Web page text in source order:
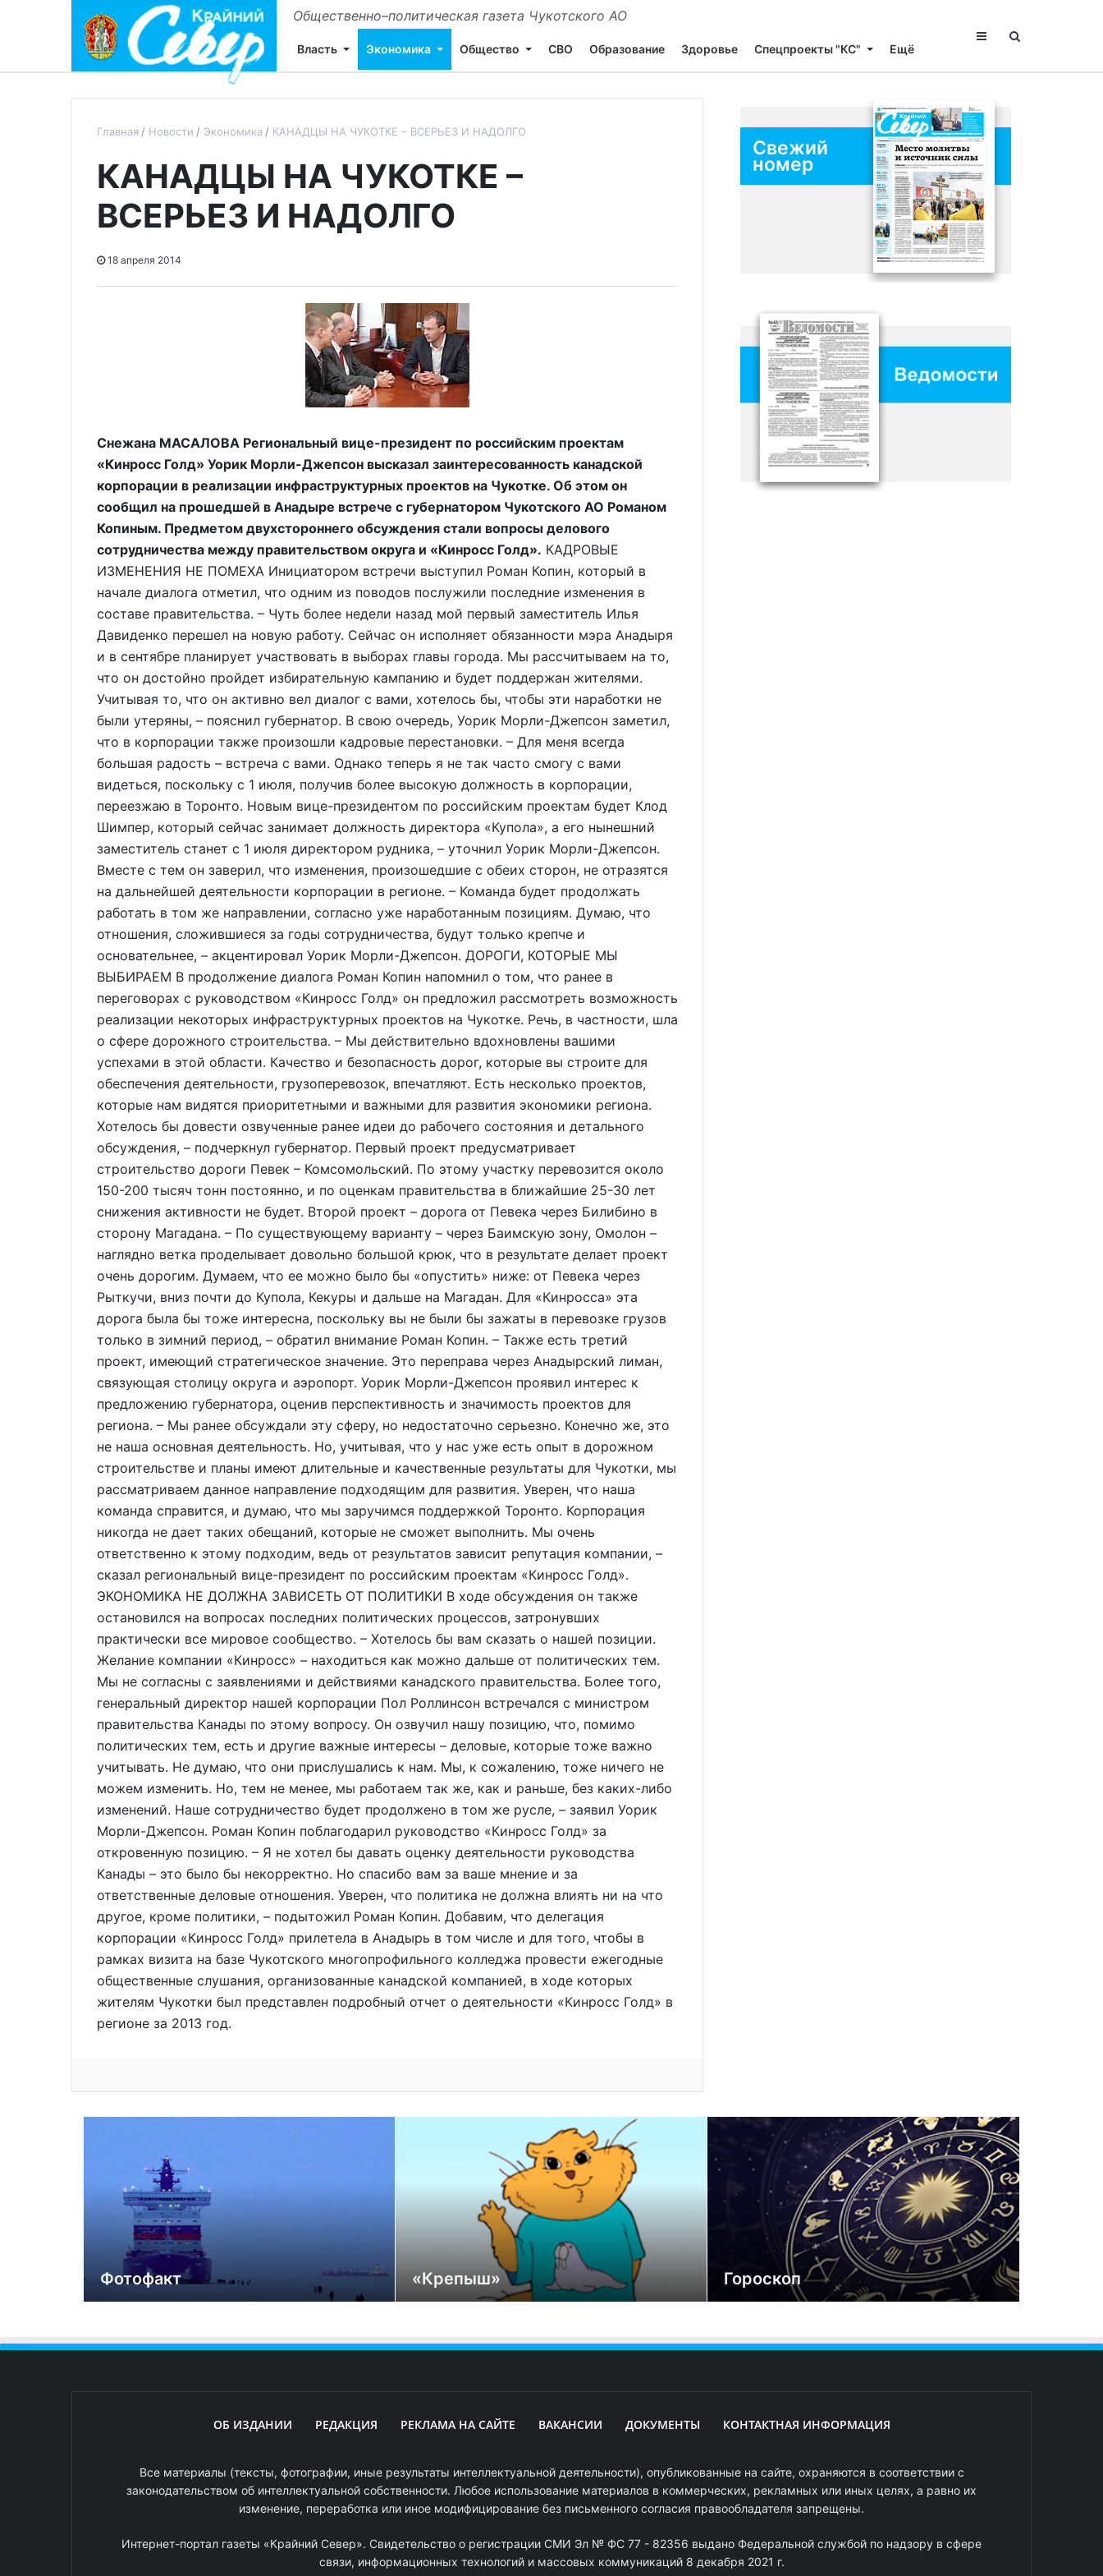
Общественно–политическая газета Чукотского АО
Власть Экономика Общество СВО Образование Здоровье Спецпроекты "КС" Ещё
Главная Новости Экономика КАНАДЦЫ НА ЧУКОТКЕ – ВСЕРЬЕЗ И НАДОЛГО
КАНАДЦЫ НА ЧУКОТКЕ –
ВСЕРЬЕЗ И НАДОЛГО
18 апреля 2014
Снежана МАСАЛОВА Региональный вице-президент по российским проектам
«Кинросс Голд» Уорик Морли-Джепсон высказал заинтересованность канадской
корпорации в реализации инфраструктурных проектов на Чукотке. Об этом он
сообщил на прошедшей в Анадыре встрече с губернатором Чукотского АО Романом
Копиным. Предметом двухстороннего обсуждения стали вопросы делового
сотрудничества между правительством округа и «Кинросс Голд». КАДРОВЫЕ
ИЗМЕНЕНИЯ НЕ ПОМЕХА Инициатором встречи выступил Роман Копин, который в
начале диалога отметил, что одним из поводов послужили последние изменения в
составе правительства. – Чуть более недели назад мой первый заместитель Илья
Давиденко перешел на новую работу. Сейчас он исполняет обязанности мэра Анадыря
и в сентябре планирует участвовать в выборах главы города. Мы рассчитываем на то,
что он достойно пройдет избирательную кампанию и будет поддержан жителями.
Учитывая то, что он активно вел диалог с вами, хотелось бы, чтобы эти наработки не
были утеряны, – пояснил губернатор. В свою очередь, Уорик Морли-Джепсон заметил,
что в корпорации также произошли кадровые перестановки. – Для меня всегда
большая радость – встреча с вами. Однако теперь я не так часто смогу с вами
видеться, поскольку с 1 июля, получив более высокую должность в корпорации,
переезжаю в Торонто. Новым вице-президентом по российским проектам будет Клод
Шимпер, который сейчас занимает должность директора «Купола», а его нынешний
заместитель станет с 1 июля директором рудника, – уточнил Уорик Морли-Джепсон.
Вместе с тем он заверил, что изменения, произошедшие с обеих сторон, не отразятся
на дальнейшей деятельности корпорации в регионе. – Команда будет продолжать
работать в том же направлении, согласно уже наработанным позициям. Думаю, что
отношения, сложившиеся за годы сотрудничества, будут только крепче и
основательнее, – акцентировал Уорик Морли-Джепсон. ДОРОГИ, КОТОРЫЕ МЫ
ВЫБИРАЕМ В продолжение диалога Роман Копин напомнил о том, что ранее в
переговорах с руководством «Кинросс Голд» он предложил рассмотреть возможность
реализации некоторых инфраструктурных проектов на Чукотке. Речь, в частности, шла
о сфере дорожного строительства. – Мы действительно вдохновлены вашими
успехами в этой области. Качество и безопасность дорог, которые вы строите для
обеспечения деятельности, грузоперевозок, впечатляют. Есть несколько проектов,
которые нам видятся приоритетными и важными для развития экономики региона.
Хотелось бы довести озвученные ранее идеи до рабочего состояния и детального
обсуждения, – подчеркнул губернатор. Первый проект предусматривает
строительство дороги Певек – Комсомольский. По этому участку перевозится около
150-200 тысяч тонн постоянно, и по оценкам правительства в ближайшие 25-30 лет
снижения активности не будет. Второй проект – дорога от Певека через Билибино в
сторону Магадана. – По существующему варианту – через Баимскую зону, Омолон –
наглядно ветка проделывает довольно большой крюк, что в результате делает проект
очень дорогим. Думаем, что ее можно было бы «опустить» ниже: от Певека через
Рыткучи, вниз почти до Купола, Кекуры и дальше на Магадан. Для «Кинросса» эта
дорога была бы тоже интересна, поскольку вы не были бы зажаты в перевозке грузов
только в зимний период, – обратил внимание Роман Копин. – Также есть третий
проект, имеющий стратегическое значение. Это переправа через Анадырский лиман,
связующая столицу округа и аэропорт. Уорик Морли-Джепсон проявил интерес к
предложению губернатора, оценив перспективность и значимость проектов для
региона. – Мы ранее обсуждали эту сферу, но недостаточно серьезно. Конечно же, это
не наша основная деятельность. Но, учитывая, что у нас уже есть опыт в дорожном
строительстве и планы имеют длительные и качественные результаты для Чукотки, мы
рассматриваем данное направление подходящим для развития. Уверен, что наша
команда справится, и думаю, что мы заручимся поддержкой Торонто. Корпорация
никогда не дает таких обещаний, которые не сможет выполнить. Мы очень
ответственно к этому подходим, ведь от результатов зависит репутация компании, –
сказал региональный вице-президент по российским проектам «Кинросс Голд».
ЭКОНОМИКА НЕ ДОЛЖНА ЗАВИСЕТЬ ОТ ПОЛИТИКИ В ходе обсуждения он также
остановился на вопросах последних политических процессов, затронувших
практически все мировое сообщество. – Хотелось бы вам сказать о нашей позиции.
Желание компании «Кинросс» – находиться как можно дальше от политических тем.
Мы не согласны с заявлениями и действиями канадского правительства. Более того,
генеральный директор нашей корпорации Пол Роллинсон встречался с министром
правительства Канады по этому вопросу. Он озвучил нашу позицию, что, помимо
политических тем, есть и другие важные интересы – деловые, которые тоже важно
учитывать. Не думаю, что они прислушались к нам. Мы, к сожалению, тоже ничего не
можем изменить. Но, тем не менее, мы работаем так же, как и раньше, без каких-либо
изменений. Наше сотрудничество будет продолжено в том же русле, – заявил Уорик
Морли-Джепсон. Роман Копин поблагодарил руководство «Кинросс Голд» за
откровенную позицию. – Я не хотел бы давать оценку деятельности руководства
Канады – это было бы некорректно. Но спасибо вам за ваше мнение и за
ответственные деловые отношения. Уверен, что политика не должна влиять ни на что
другое, кроме политики, – подытожил Роман Копин. Добавим, что делегация
корпорации «Кинросс Голд» прилетела в Анадырь в том числе и для того, чтобы в
рамках визита на базе Чукотского многопрофильного колледжа провести ежегодные
общественные слушания, организованные канадской компанией, в ходе которых
жителям Чукотки был представлен подробный отчет о деятельности «Кинросс Голд» в
регионе за 2013 год.
Свежий
номер
Фотофакт «Крепыш» Гороскоп
ОБ ИЗДАНИИ РЕДАКЦИЯ РЕКЛАМА НА САЙТЕ ВАКАНСИИ ДОКУМЕНТЫ КОНТАКТНАЯ ИНФОРМАЦИЯ
Все материалы (тексты, фотографии, иные результаты интеллектуальной деятельности), опубликованные на сайте, охраняются в соответствии с
законодательством об интеллектуальной собственности. Любое использование материалов в коммерческих, рекламных или иных целях, а равно их
изменение, переработка или иное модифицирование без письменного согласия правообладателя запрещены.
Интернет-портал газеты «Крайний Север». Свидетельство о регистрации СМИ Эл № ФС 77 - 82356 выдано Федеральной службой по надзору в сфере
связи, информационных технологий и массовых коммуникаций 8 декабря 2021 г.